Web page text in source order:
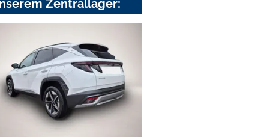
Zentrallager: